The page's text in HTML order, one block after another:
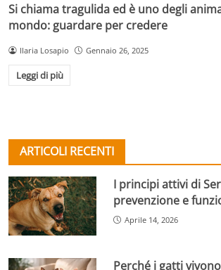
Si chiama tragulida ed è uno degli
mondo: guardare per credere
Ilaria Losapio Gennaio 26, 2025
Leggi di più
ARTICOLI RECENTI
I principi attivi di
prevenzione e
Aprile 14, 2026
Perché i gatti